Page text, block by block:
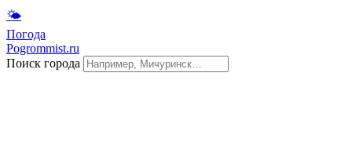
🌤
Погода
Pogrommist.ru
Поиск города